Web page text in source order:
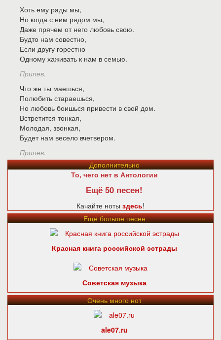
Хоть ему рады мы,
Но когда с ним рядом мы,
Даже прячем от него любовь свою.
Будто нам совестно,
Если другу горестно
Одному хаживать к нам в семью.
Припев.
Что же ты маешься,
Полюбить стараешься,
Но любовь боишься привести в свой дом.
Встретится тонкая,
Молодая, звонкая,
Будет нам весело вчетвером.
Припев.
Дополнительно
То, чего нет в Антологии
Ещё 50 песен!
Качайте ноты здесь!
Ещё больше песен
Красная книга российской эстрады
Советская музыка
Очень много нот
ale07.ru